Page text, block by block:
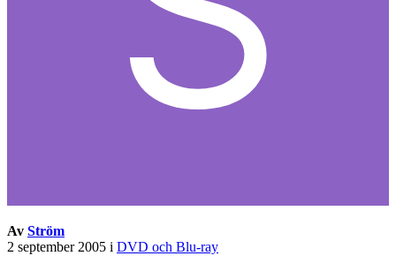
Av Ström
2 september 2005 i DVD och Blu-ray